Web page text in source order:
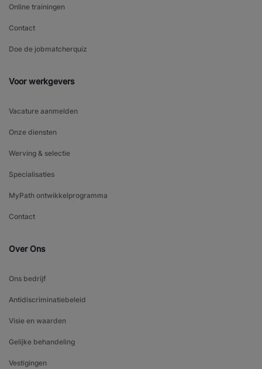
Online trainingen
Contact
Doe de jobmatcherquiz
Voor werkgevers
Vacature aanmelden
Onze diensten
Werving & selectie
Specialisaties
MyPath ontwikkelprogramma
Contact
Over Ons
Ons bedrijf
Antidiscriminatiebeleid
Visie en waarden
Gelijke behandeling
Vestigingen